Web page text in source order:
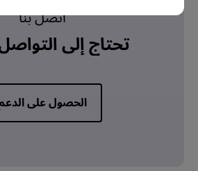
اتصل بنا
تحتاج إلى
الحصول على